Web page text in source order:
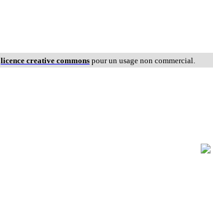
licence creative commons pour un usage non commercial.